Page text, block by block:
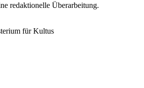
redaktionelle Überarbeitung.
für Kultus